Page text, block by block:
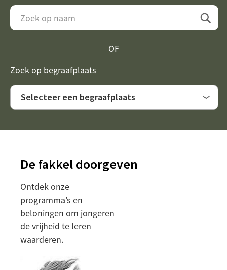
Search
a
OF
Zoek op begraafplaats
Selecteer
een
begraafplaats
De fakkel doorgeven
Ontdek onze
programma’s en
beloningen om jongeren
de vrijheid te leren
waarderen.